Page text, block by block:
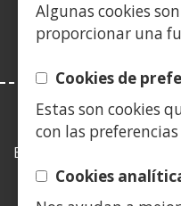
Algunas cookies
proporcionar una
Cookies de
Estas son cookies
con las
Cookies
LEY DE
Esta web se ajusta a lo
9 de diciembre, de